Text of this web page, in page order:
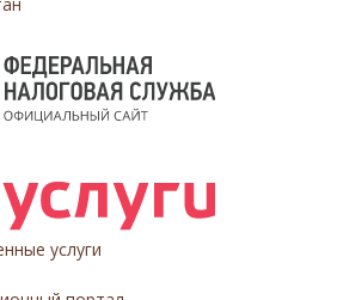
услуги